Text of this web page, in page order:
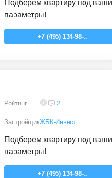
Подберем квартиру под ваши
параметры!
+7 (495) 134-98-..
Рейтинг: 2
ЗастройщикЖБК-Инвест
Подберем квартиру под ваши
параметры!
+7 (495) 134-98-..